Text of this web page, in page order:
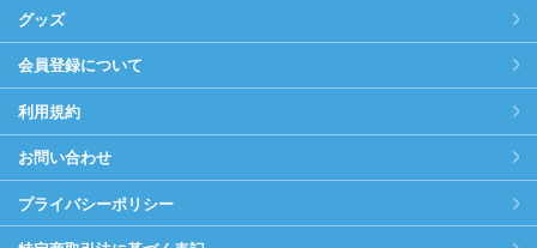
グッズ
会員登録について
利用規約
お問い合わせ
プライバシーポリシー